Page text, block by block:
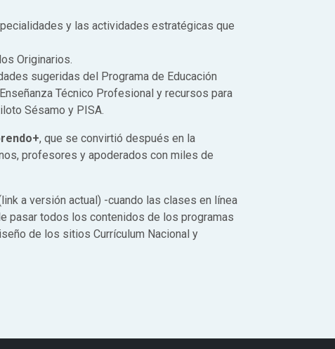
y las actividades estratégicas que
Originarios.
sugeridas del Programa de Educación
Técnico Profesional y recursos para
Sésamo y PISA.
, que se convirtió después en la
profesores y apoderados con miles de
a versión actual) -cuando las clases en línea
pasar todos los contenidos de los programas
de los sitios Currículum Nacional y